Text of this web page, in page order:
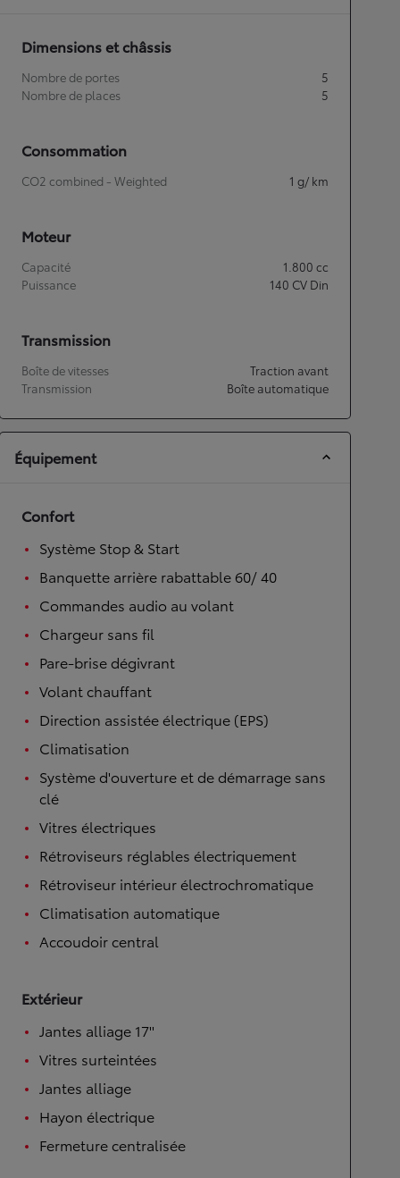
Dimensions et châssis
Nombre de portes
5
Nombre de places
5
Consommation
CO2 combined - Weighted 1 g/ km
Moteur
Capacité 1.800 cc
Puissance
140 CV Din
Transmission
Boîte de vitesses
Traction avant
Transmission
Boîte automatique
Équipement
Confort
Système Stop & Start
Banquette arrière rabattable 60/ 40
Commandes audio au volant
Chargeur sans fil
Pare-brise dégivrant
Volant chauffant
Direction assistée électrique (EPS)
Climatisation
Système d'ouverture et de démarrage sans
clé
Vitres électriques
Rétroviseurs réglables électriquement
Rétroviseur intérieur électrochromatique
Climatisation automatique
Accoudoir central
Extérieur
Jantes alliage 17''
Vitres surteintées
Jantes alliage
Hayon électrique
Fermeture centralisée